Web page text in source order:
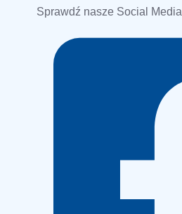
Sprawdź nasze Social Media